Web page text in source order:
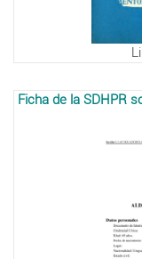
Ficha de la SDHPR